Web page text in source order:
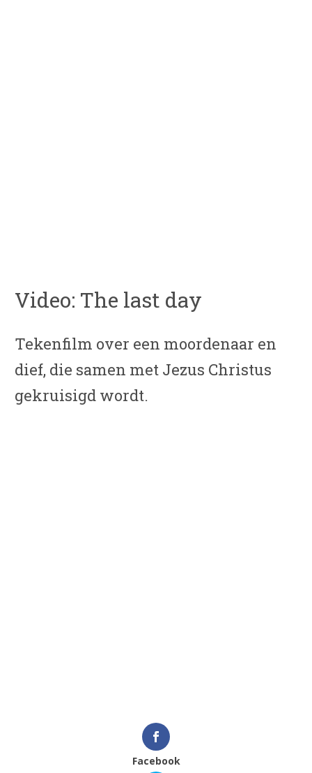
Video: The last day
Tekenfilm over een moordenaar en
dief, die samen met Jezus Christus
gekruisigd wordt.
Facebook